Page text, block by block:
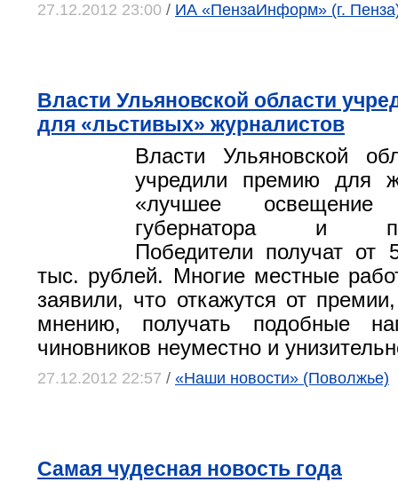
27.12.2012 23:00 / ИА «ПензаИнформ» (г.
Власти Ульяновской области
для «льстивых» журналистов
Власти Ульяновской
учредили премию для
«лучшее освещение
губернатора и
Победители получат
тыс. рублей. Многие местные
заявили, что откажутся от
мнению, получать подобные
чиновников неуместно и
27.12.2012 22:57 / «Наши новости» (Поволжье)
Cамая чудесная новость года